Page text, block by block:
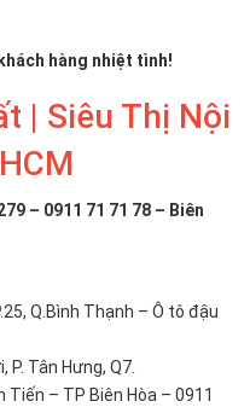
hàng nhiệt tình!
| Siêu Thị Nội
– 0911 71 71 78 – Biên
Q.Bình Thạnh – Ô tô đậu
P. Tân Hưng, Q7.
Tiến – TP Biên Hòa – 0911